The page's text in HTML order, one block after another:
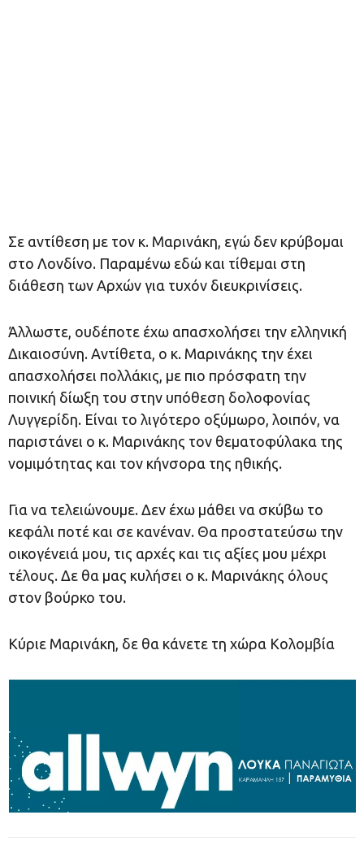
Σε αντίθεση με τον κ. Μαρινάκη, εγώ δεν κρύβομαι
στο Λονδίνο. Παραμένω εδώ και τίθεμαι στη
διάθεση των Αρχών για τυχόν διευκρινίσεις.
Άλλωστε, ουδέποτε έχω απασχολήσει την ελληνική
Δικαιοσύνη. Αντίθετα, ο κ. Μαρινάκης την έχει
απασχολήσει πολλάκις, με πιο πρόσφατη την
ποινική δίωξη του στην υπόθεση δολοφονίας
Λυγγερίδη. Είναι το λιγότερο οξύμωρο, λοιπόν, να
παριστάνει ο κ. Μαρινάκης τον θεματοφύλακα της
νομιμότητας και τον κήνσορα της ηθικής.
Για να τελειώνουμε. Δεν έχω μάθει να σκύβω το
κεφάλι ποτέ και σε κανέναν. Θα προστατεύσω την
οικογένειά μου, τις αρχές και τις αξίες μου μέχρι
τέλους. Δε θα μας κυλήσει ο κ. Μαρινάκης όλους
στον βούρκο του.
Κύριε Μαρινάκη, δε θα κάνετε τη χώρα Κολομβία